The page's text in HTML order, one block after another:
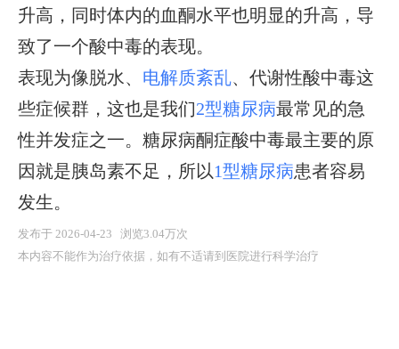
升高，同时体内的血酮水平也明显的升高，导
致了一个酸中毒的表现。
表现为像脱水、 电解质紊乱、代谢性酸中毒这
些症候群，这也是我们2型糖尿病最常见的急
性并发症之一。糖尿病酮症酸中毒最主要的原
因就是胰岛素不足，所以1型糖尿病患者容易
发生。
发布于 2026-04-23 浏览3.04万次
本内容不能作为治疗依据，如有不适请到医院进行科学治疗